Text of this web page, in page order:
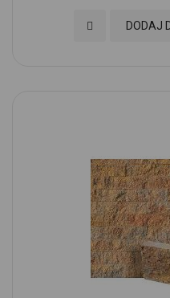
DODAJ
Dodaj do